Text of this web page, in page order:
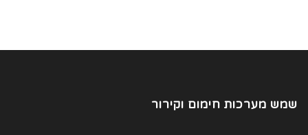
שמש מערכות חימום וקירור